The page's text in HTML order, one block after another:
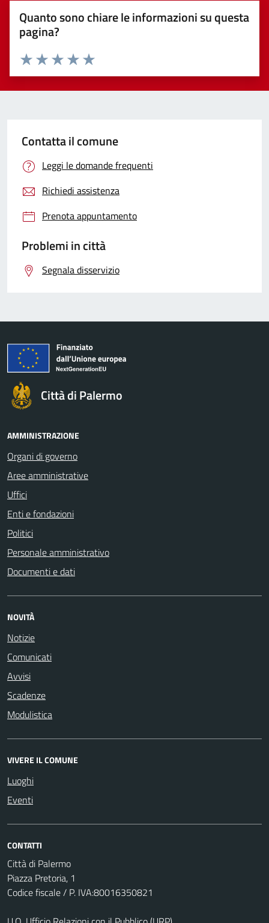
Quanto sono chiare le informazioni su questa
pagina?
Valuta 5 stelle su 5
Valuta 4 stelle su 5
Valuta 3 stelle su 5
Valuta 2 stelle su 5
Valuta 1 stelle su 5
Contatta il comune
Leggi le domande frequenti
Richiedi assistenza
Prenota appuntamento
Problemi in città
Segnala disservizio
Città di Palermo
AMMINISTRAZIONE
Organi di governo
Aree amministrative
Uffici
Enti e fondazioni
Politici
Personale amministrativo
Documenti e dati
NOVITÀ
Notizie
Comunicati
Avvisi
Scadenze
Modulistica
VIVERE IL COMUNE
Luoghi
Eventi
CONTATTI
Città di Palermo
Piazza Pretoria, 1
Codice fiscale / P. IVA:80016350821